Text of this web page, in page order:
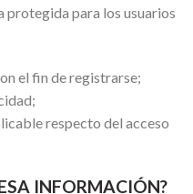
protegida para los usuarios
el fin de registrarse;
respecto del acceso
INFORMACIÓN?